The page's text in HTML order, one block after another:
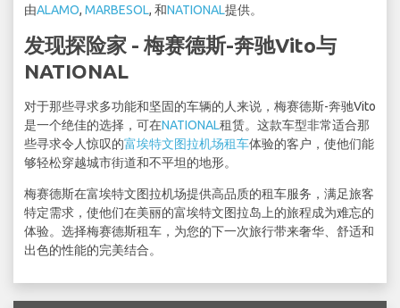
由ALAMO, MARBESOL, 和NATIONAL提供。
发现探险家 - 梅赛德斯-奔驰Vito与
NATIONAL
对于那些寻求多功能和坚固的车辆的人来说，梅赛德斯-奔驰Vito
是一个绝佳的选择，可在NATIONAL租赁。这款车型非常适合那
些寻求令人惊叹的富埃特文图拉机场租车体验的客户，使他们能
够轻松穿越城市街道和不平坦的地形。
梅赛德斯在富埃特文图拉机场提供高品质的租车服务，满足旅客
特定需求，使他们在美丽的富埃特文图拉岛上的旅程成为难忘的
体验。选择梅赛德斯租车，为您的下一次旅行带来奢华、舒适和
出色的性能的完美结合。